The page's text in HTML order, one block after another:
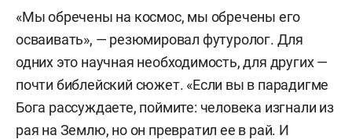
«Мы обречены на космос, мы обречены его
осваивать», — резюмировал футуролог. Для
одних это научная необходимость, для других —
почти библейский сюжет. «Если вы в парадигме
Бога рассуждаете, поймите: человека изгнали из
рая на Землю, но он превратил ее в рай. И